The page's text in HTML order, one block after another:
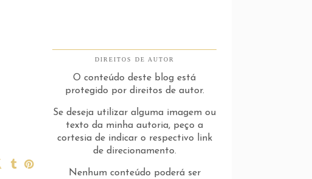
DIREITOS DE AUTOR
O conteúdo deste blog está
protegido por direitos de autor.
Se deseja utilizar alguma imagem ou
texto da minha autoria, peço a
cortesia de indicar o respectivo link
de direcionamento.
Nenhum conteúdo poderá ser